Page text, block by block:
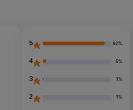
5 92%
4 5%
3 1%
2 1%